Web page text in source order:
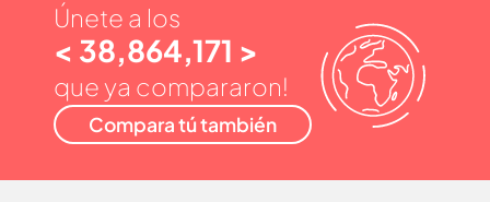
Únete a los
< 38,864,171 >
que ya compararon!
Compara tú también